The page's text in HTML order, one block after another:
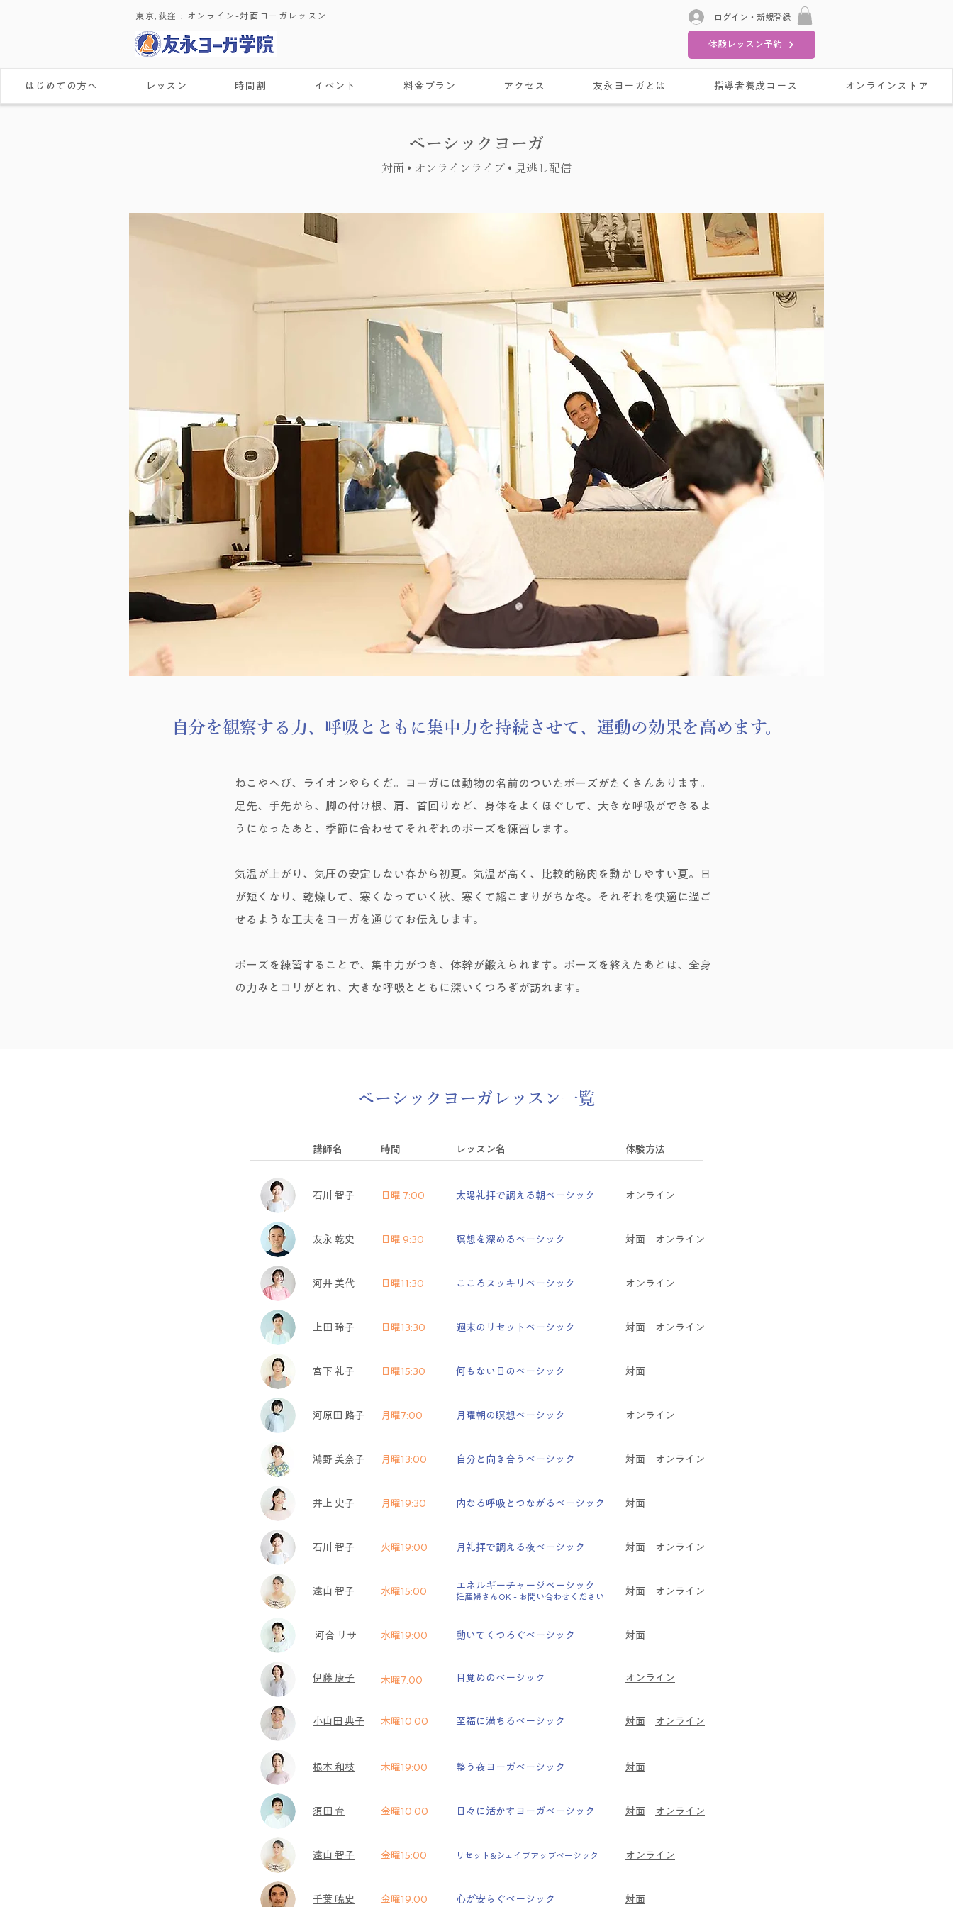
東京,荻窪 : ​オンライン-対面ヨーガレッスン ログイン・新規登録
体験レッスン予約
はじめての方へ レッスン 時間割 イベント 料金プラン アクセス 友永ヨーガとは 指導者養成コース オンラインストア
ベーシックヨーガ
対面 • オンラインライブ • 見逃し配信
自分を観察する力、呼吸とともに集中力を持続させて、運動の効果を高めます。
ねこやへび、ライオンやらくだ。ヨーガには動物の名前のついたポーズがたくさんあります。
足先、手先から、脚の付け根、肩、首回りなど、身体をよくほぐして、大きな呼吸ができるよ
うになったあと、季節に合わせてそれぞれのポーズを練習します。
気温が上がり、気圧の安定しない春から初夏。気温が高く、比較的筋肉を動かしやすい夏。日
が短くなり、乾燥して、寒くなっていく秋、寒くて縮こまりがちな冬。それぞれを快適に過ご
せるような工夫をヨーガを通じてお伝えします。
ポーズを練習することで、集中力がつき、体幹が鍛えられます。ポーズを終えたあとは、全身
の力みとコリがとれ、大きな呼吸とともに深いくつろぎが訪れます。
ベーシックヨーガレッスン一覧
​講師名 時間 レッスン名 体験方法
石川 智子 日曜 7:00 太陽礼拝で調える朝ベーシック ​オンライン
友永 乾史 日曜 9:30 瞑想を深めるベーシック 対面 ​オンライン
河井 美代 日曜11:30 こころスッキリベーシック ​オンライン
上田 玲子 日曜13:30 週末のリセットベーシック 対面 ​オンライン
宮下 礼子 日曜15:30 何もない日のベーシック 対面
河原田 路子 月曜7:00 月曜朝の瞑想ベーシック ​オンライン
鴻野 美奈子 月曜13:00 自分と向き合うベーシック 対面 ​オンライン
井上 史子 月曜19:30 内なる呼吸とつながるベーシック 対面
石川 智子 火曜19:00 月礼拝で調える夜ベーシック 対面 ​オンライン
遠山 智子 水曜15:00
エネルギーチャージベーシック
妊産婦さんOK - お問い合わせください 対面 ​オンライン
河合 リサ 水曜19:00 動いてくつろぐベーシック 対面
伊藤 康子 木曜7:00 目覚めのベーシック ​オンライン
小山田 典子 木曜10:00 至福に満ちるベーシック 対面 ​オンライン
根本 和枝 木曜19:00 整う夜ヨーガベーシック 対面
須田 育 金曜10:00 日々に活かすヨーガベーシック 対面 ​オンライン
遠山 智子 金曜15:00 リセット&シェイプアップベーシック ​オンライン
千葉 暁史 金曜19:00 心が安らぐベーシック 対面